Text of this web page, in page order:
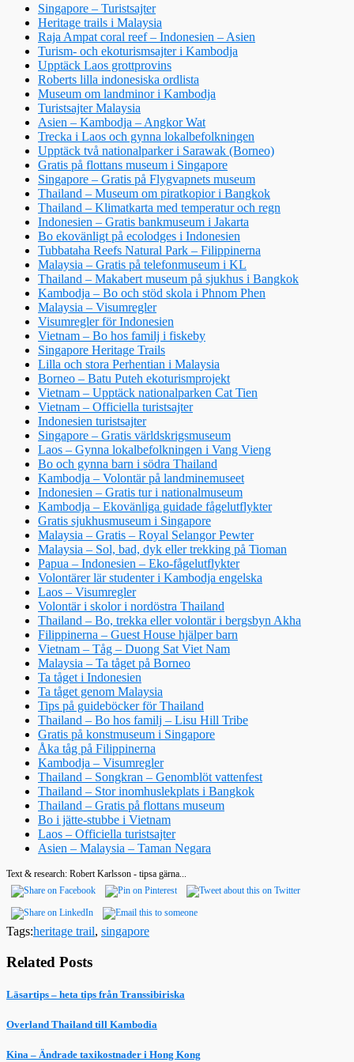
Singapore – Turistsajter
Heritage trails i Malaysia
Raja Ampat coral reef – Indonesien – Asien
Turism- och ekoturismsajter i Kambodja
Upptäck Laos grottprovins
Roberts lilla indonesiska ordlista
Museum om landminor i Kambodja
Turistsajter Malaysia
Asien – Kambodja – Angkor Wat
Trecka i Laos och gynna lokalbefolkningen
Upptäck två nationalparker i Sarawak (Borneo)
Gratis på flottans museum i Singapore
Singapore – Gratis på Flygvapnets museum
Thailand – Museum om piratkopior i Bangkok
Thailand – Klimatkarta med temperatur och regn
Indonesien – Gratis bankmuseum i Jakarta
Bo ekovänligt på ecolodges i Indonesien
Tubbataha Reefs Natural Park – Filippinerna
Malaysia – Gratis på telefonmuseum i KL
Thailand – Makabert museum på sjukhus i Bangkok
Kambodja – Bo och stöd skola i Phnom Phen
Malaysia – Visumregler
Visumregler för Indonesien
Vietnam – Bo hos familj i fiskeby
Singapore Heritage Trails
Lilla och stora Perhentian i Malaysia
Borneo – Batu Puteh ekoturismprojekt
Vietnam – Upptäck nationalparken Cat Tien
Vietnam – Officiella turistsajter
Indonesien turistsajter
Singapore – Gratis världskrigsmuseum
Laos – Gynna lokalbefolkningen i Vang Vieng
Bo och gynna barn i södra Thailand
Kambodja – Volontär på landminemuseet
Indonesien – Gratis tur i nationalmuseum
Kambodja – Ekovänliga guidade fågelutflykter
Gratis sjukhusmuseum i Singapore
Malaysia – Gratis – Royal Selangor Pewter
Malaysia – Sol, bad, dyk eller trekking på Tioman
Papua – Indonesien – Eko-fågelutflykter
Volontärer lär studenter i Kambodja engelska
Laos – Visumregler
Volontär i skolor i nordöstra Thailand
Thailand – Bo, trekka eller volontär i bergsbyn Akha
Filippinerna – Guest House hjälper barn
Vietnam – Tåg – Duong Sat Viet Nam
Malaysia – Ta tåget på Borneo
Ta tåget i Indonesien
Ta tåget genom Malaysia
Tips på guideböcker för Thailand
Thailand – Bo hos familj – Lisu Hill Tribe
Gratis på konstmuseum i Singapore
Åka tåg på Filippinerna
Kambodja – Visumregler
Thailand – Songkran – Genomblöt vattenfest
Thailand – Stor inomhuslekplats i Bangkok
Thailand – Gratis på flottans museum
Bo i jätte-stubbe i Vietnam
Laos – Officiella turistsajter
Asien – Malaysia – Taman Negara
Text & research: Robert Karlsson - tipsa gärna...
Tags:heritage trail, singapore
Related Posts
Läsartips – heta tips från Transsibiriska
Overland Thailand till Kambodia
Kina – Ändrade taxikostnader i Hong Kong